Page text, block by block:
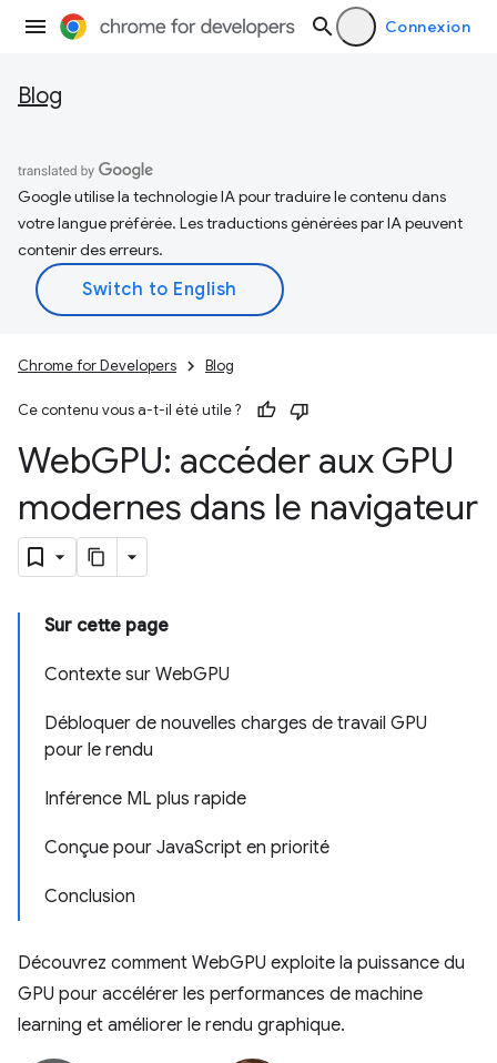
Connexion
Blog
Google utilise la technologie IA pour traduire le contenu dans
votre langue préférée. Les traductions générées par IA peuvent
contenir des erreurs.
Chrome for Developers Blog
Ce contenu vous a-t-il été utile ?
WebGPU: accéder aux GPU
modernes dans le navigateur
Sur cette page
Contexte sur WebGPU
Débloquer de nouvelles charges de travail GPU
pour le rendu
Inférence ML plus rapide
Conçue pour JavaScript en priorité
Conclusion
Découvrez comment WebGPU exploite la puissance du
GPU pour accélérer les performances de machine
learning et améliorer le rendu graphique.